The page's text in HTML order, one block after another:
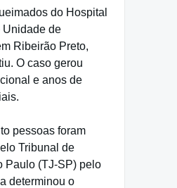
do Hospital
de
Ribeirão Preto,
O caso gerou
e anos de
pessoas foram
Tribunal de
Paulo (TJ-SP) pelo
determinou o